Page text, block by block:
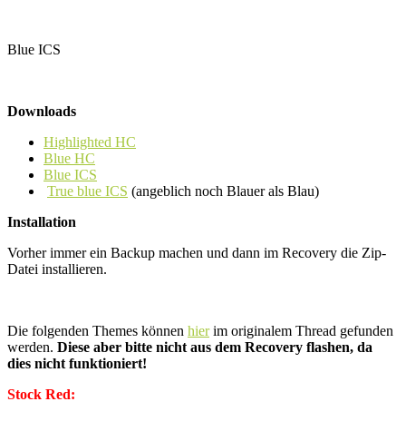
Blue ICS
Downloads
Highlighted HC
Blue HC
Blue ICS
True blue ICS (angeblich noch Blauer als Blau)
Installation
Vorher immer ein Backup machen und dann im Recovery die Zip-
Datei installieren.
Die folgenden Themes können hierim originalem Thread gefunden
werden. Diese aber bitte nicht aus dem Recovery flashen, da
dies nicht funktioniert!
Stock Red: